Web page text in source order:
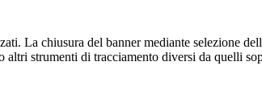
La chiusura del banner mediante selezione
strumenti di tracciamento diversi da quelli